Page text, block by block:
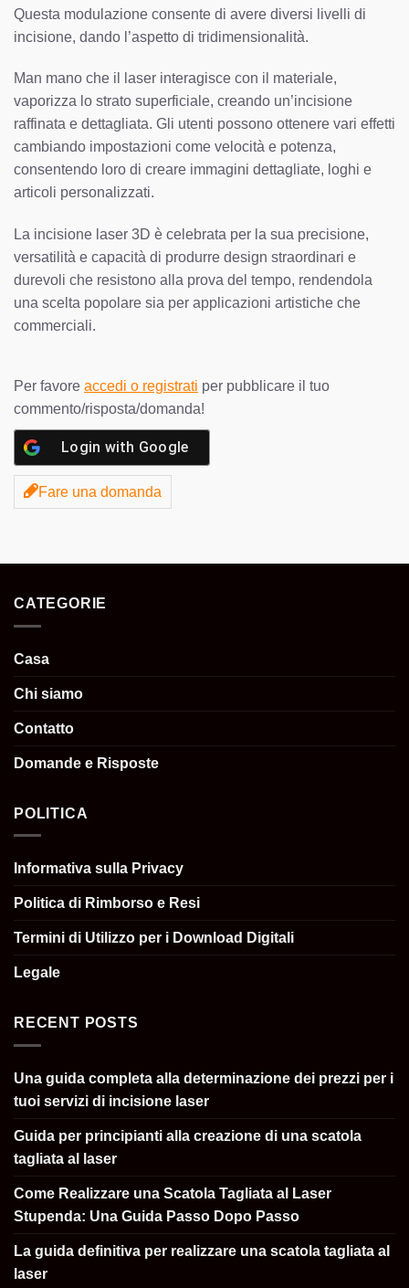
Questa modulazione consente di avere diversi livelli di
incisione, dando l’aspetto di tridimensionalità.
Man mano che il laser interagisce con il materiale,
vaporizza lo strato superficiale, creando un’incisione
raffinata e dettagliata. Gli utenti possono ottenere vari effetti
cambiando impostazioni come velocità e potenza,
consentendo loro di creare immagini dettagliate, loghi e
articoli personalizzati.
La incisione laser 3D è celebrata per la sua precisione,
versatilità e capacità di produrre design straordinari e
durevoli che resistono alla prova del tempo, rendendola
una scelta popolare sia per applicazioni artistiche che
commerciali.
Per favore accedi o registrati per pubblicare il tuo
commento/risposta/domanda!
Login with Google
Fare una domanda
CATEGORIE
Casa
Chi siamo
Contatto
Domande e Risposte
POLITICA
Informativa sulla Privacy
Politica di Rimborso e Resi
Termini di Utilizzo per i Download Digitali
Legale
RECENT POSTS
Una guida completa alla determinazione dei prezzi per i
tuoi servizi di incisione laser
Guida per principianti alla creazione di una scatola
tagliata al laser
Come Realizzare una Scatola Tagliata al Laser
Stupenda: Una Guida Passo Dopo Passo
La guida definitiva per realizzare una scatola tagliata al
laser